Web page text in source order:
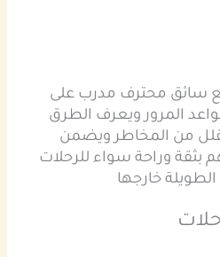
سائق محترف مدرب على
بقواعد المرور ويعرف الطرق
من المخاطر ويضمن
بثقة وراحة سواء للرحلات
خارجها